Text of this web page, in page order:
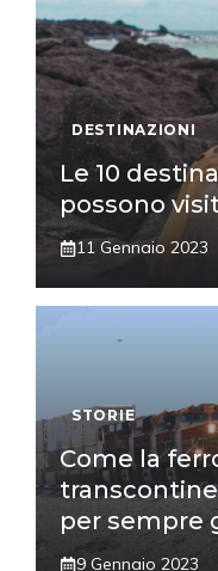
DESTINAZIONI
Le 10
possono
11 Gennaio 2023
STORIE
Come la
per sempre
9 Gennaio 2023